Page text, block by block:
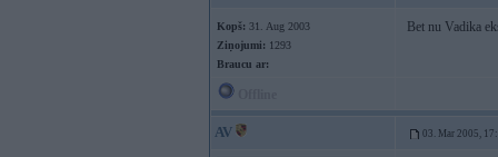
Kopš: 31. Aug 2003
Ziņojumi: 1293
Braucu ar:
Bet nu Vadika
AV 03. Mar 2005,